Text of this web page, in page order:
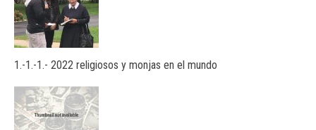
1.-1.-1.- 2022 religiosos y monjas en el mundo